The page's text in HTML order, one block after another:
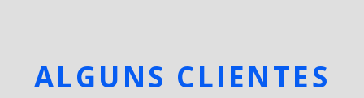
ALGUNS CLIENTES